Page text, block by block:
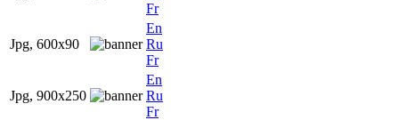
Fr
Jpg, 600x90
En
Ru
Fr
Jpg, 900x250
En
Ru
Fr